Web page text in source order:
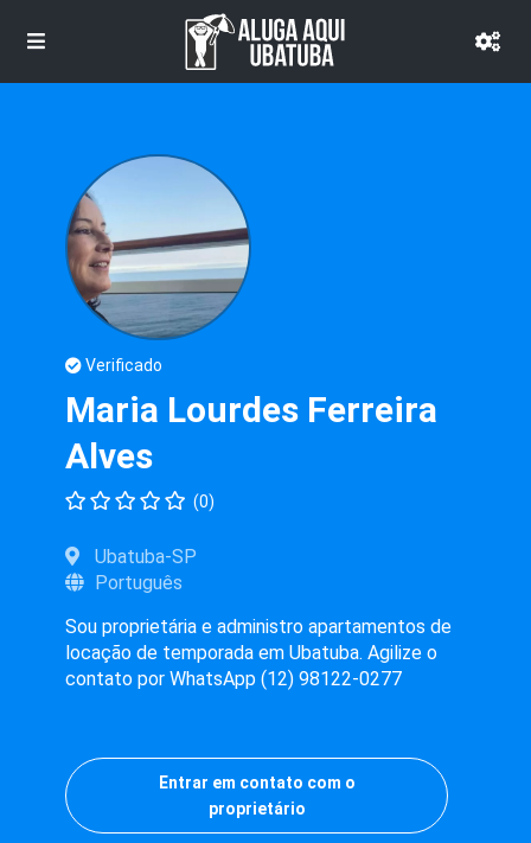
Verificado
Maria Lourdes Ferreira
Alves
(0)
Ubatuba-SP
Português
Sou proprietária e administro apartamentos de
locação de temporada em Ubatuba. Agilize o
contato por WhatsApp (12) 98122-0277
Entrar em contato com o
proprietário